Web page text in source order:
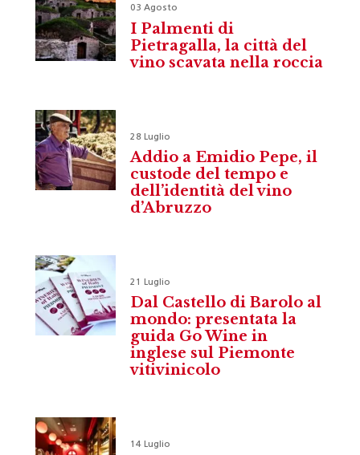
03 Agosto
I Palmenti di
Pietragalla, la città del
vino scavata nella roccia
28 Luglio
Addio a Emidio Pepe, il
custode del tempo e
dell’identità del vino
d’Abruzzo
21 Luglio
Dal Castello di Barolo al
mondo: presentata la
guida Go Wine in
inglese sul Piemonte
vitivinicolo
14 Luglio